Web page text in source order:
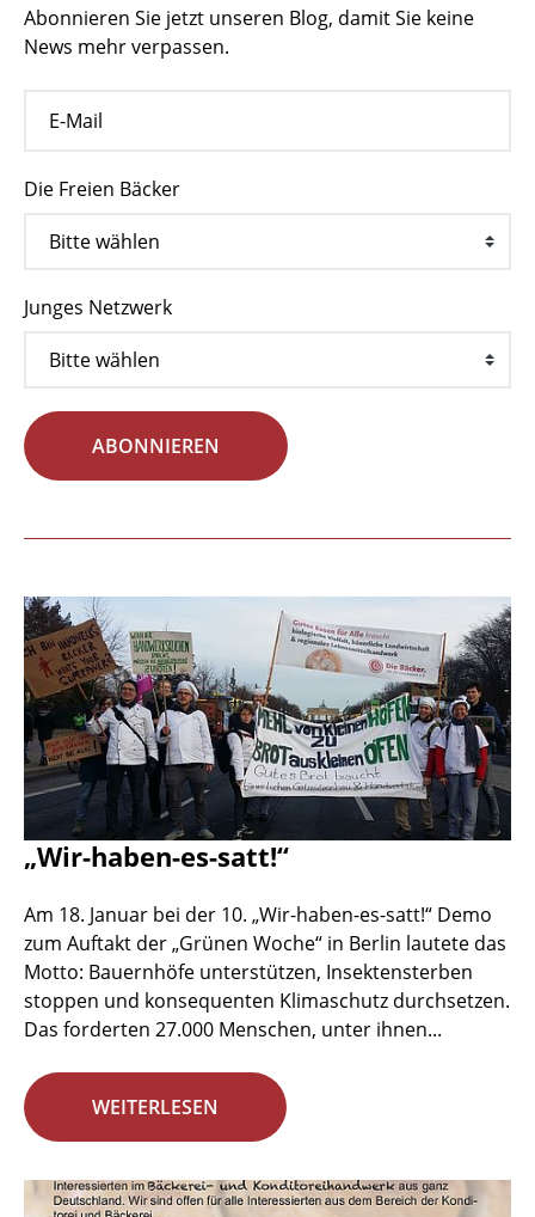
Abonnieren Sie jetzt unseren Blog, damit Sie keine
News mehr verpassen.
Die Freien Bäcker
Junges Netzwerk
ABONNIEREN
„Wir-haben-es-satt!“
Am 18. Januar bei der 10. „Wir-haben-es-satt!“ Demo
zum Auftakt der „Grünen Woche“ in Berlin lautete das
Motto: Bauernhöfe unterstützen, Insektensterben
stoppen und konsequenten Klimaschutz durchsetzen.
Das forderten 27.000 Menschen, unter ihnen...
WEITERLESEN